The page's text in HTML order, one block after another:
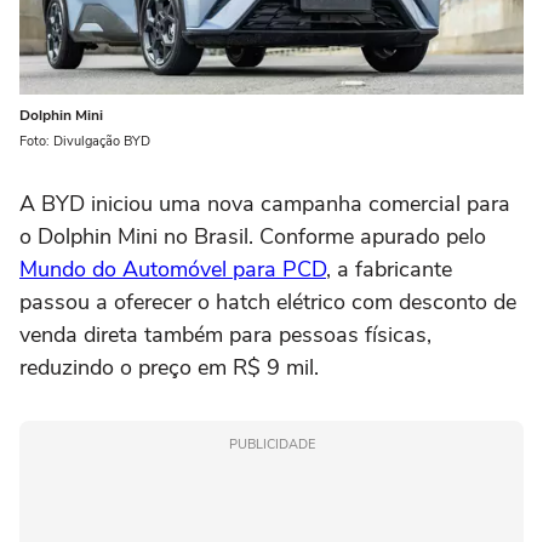
Dolphin Mini
Foto: Divulgação BYD
A BYD iniciou uma nova campanha comercial para
o Dolphin Mini no Brasil. Conforme apurado pelo
Mundo do Automóvel para PCD, a fabricante
passou a oferecer o hatch elétrico com desconto de
venda direta também para pessoas físicas,
reduzindo o preço em R$ 9 mil.
PUBLICIDADE